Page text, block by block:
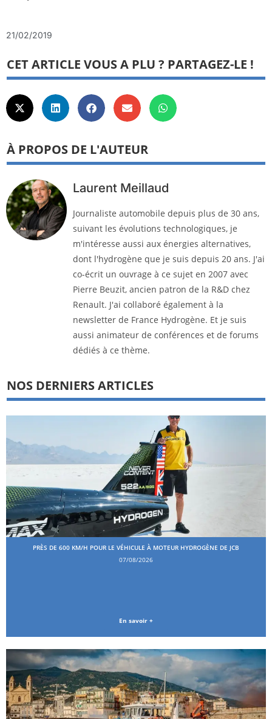
21/02/2019
CET ARTICLE VOUS A PLU ? PARTAGEZ-LE !
À PROPOS DE L'AUTEUR
Laurent Meillaud
Journaliste automobile depuis plus de 30 ans,
suivant les évolutions technologiques, je
m'intéresse aussi aux énergies alternatives,
dont l'hydrogène que je suis depuis 20 ans. J'ai
co-écrit un ouvrage à ce sujet en 2007 avec
Pierre Beuzit, ancien patron de la R&D chez
Renault. J'ai collaboré également à la
newsletter de France Hydrogène. Et je suis
aussi animateur de conférences et de forums
dédiés à ce thème.
NOS DERNIERS ARTICLES
PRÈS DE 600 KM/H POUR LE VÉHICULE À MOTEUR HYDROGÈNE DE JCB
07/08/2026
En savoir +